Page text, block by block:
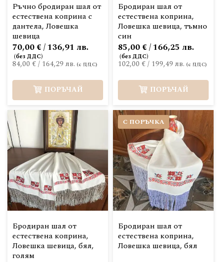
Ръчно бродиран шал от
естествена коприна с
дантела, Ловешка
шевица
84,00 €/ 164,29 лв.
70,00 € / 136,91 лв.
ПОРЪЧАЙ
Бродиран шал от
естествена коприна,
Ловешка шевица, тъмно
син
102,00 €/ 199,49 лв.
85,00 € / 166,25 лв.
ПОРЪЧАЙ
Бродиран шал от
естествена коприна,
Ловешка шевица, бял,
голям
С ПОРЪЧКА
Бродиран шал от
естествена коприна,
Ловешка шевица, бял